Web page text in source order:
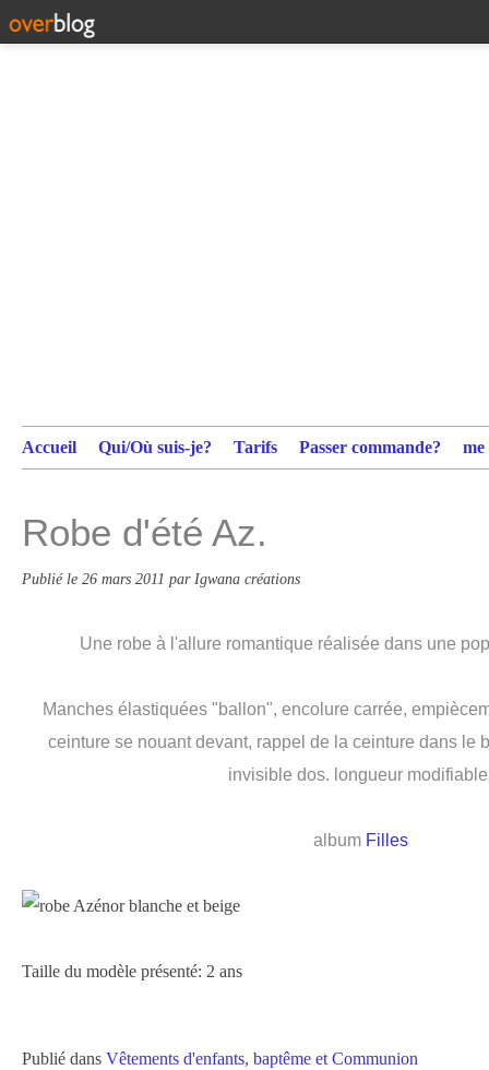
Accueil Qui/Où suis-je? Tarifs Passer commande?
Robe d'été Az.
Publié le 26 mars 2011 par Igwana créations
Une robe à l'allure romantique réalisée dans une
Manches élastiquées "ballon", encolure carrée,
ceinture se nouant devant, rappel de la ceinture dans le
invisible dos. longueur
album Filles
Taille du modèle présenté: 2 ans
Publié dans Vêtements d'enfants, baptême et Communion